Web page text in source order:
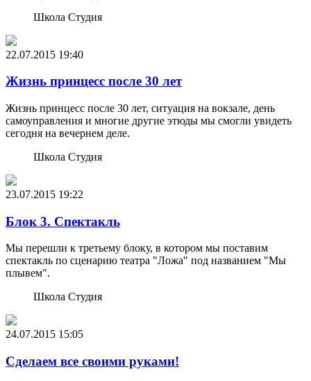
Школа Студия
22.07.2015 19:40
Жизнь принцесс после 30 лет
Жизнь принцесс после 30 лет, ситуация на вокзале, день
самоуправления и многие другие этюды мы смогли увидеть
сегодня на вечернем деле.
Школа Студия
23.07.2015 19:22
Блок 3. Спектакль
Мы перешли к третьему блоку, в котором мы поставим
спектакль по сценарию театра "Ложа" под названием "Мы
плывем".
Школа Студия
24.07.2015 15:05
Сделаем все своими руками!